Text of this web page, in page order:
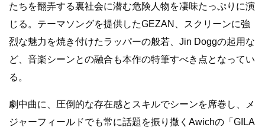
たちを翻弄する裏社会に潜む危険人物を凄味たっぷりに演
じる。テーマソングを提供したGEZAN、スクリーンに強
烈な魅力を焼き付けたラッパーの般若、Jin Doggの起用な
ど、音楽シーンとの融合も本作の特筆すべき点となってい
る。
劇中曲に、圧倒的な存在感とスキルでシーンを席巻し、メ
ジャーフィールドでも常に話題を振り撒くAwichの「GILA